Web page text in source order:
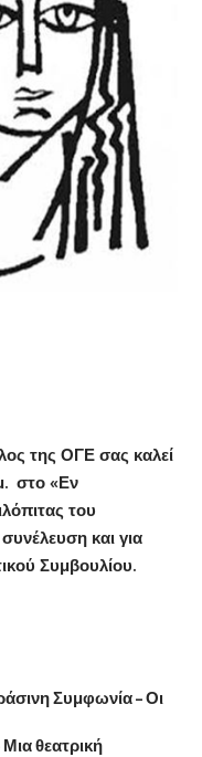
της ΟΓΕ σας καλεί
στο «Εν
του
συνέλευση και για
Συμβουλίου.
Συμφωνία – Οι
θεατρική